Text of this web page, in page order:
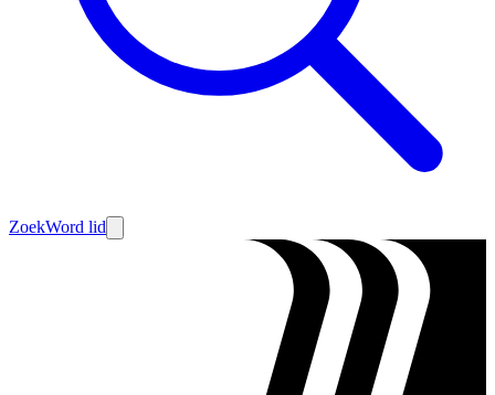
ZoekWord lid